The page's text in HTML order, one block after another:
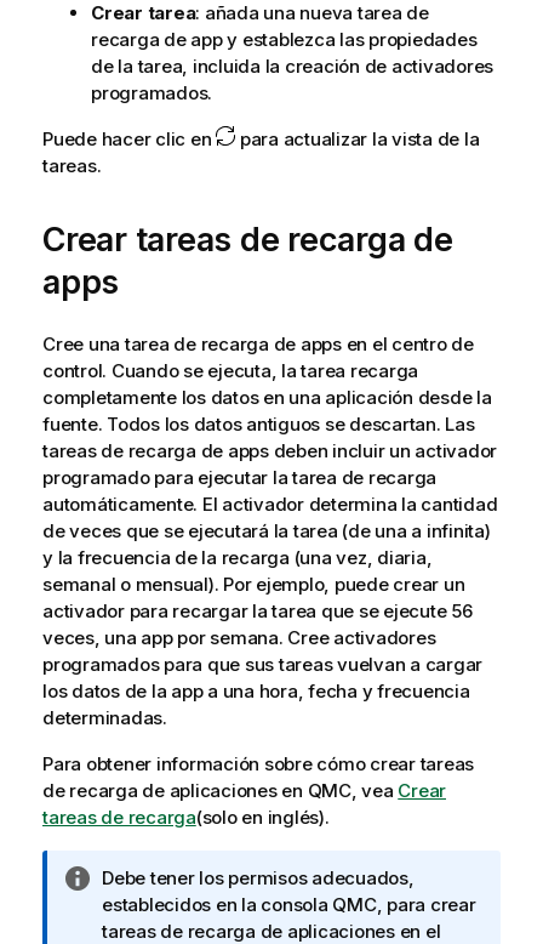
Crear tarea: añada una nueva tarea de
recarga de app y establezca las propiedades
de la tarea, incluida la creación de activadores
programados.
Puede hacer clic en
para actualizar la vista de la
tareas.
Crear tareas de recarga de
apps
Cree una tarea de recarga de apps en el centro de
control. Cuando se ejecuta, la tarea recarga
completamente los datos en una aplicación desde la
fuente. Todos los datos antiguos se descartan. Las
tareas de recarga de apps deben incluir un activador
programado para ejecutar la tarea de recarga
automáticamente. El activador determina la cantidad
de veces que se ejecutará la tarea (de una a infinita)
y la frecuencia de la recarga (una vez, diaria,
semanal o mensual). Por ejemplo, puede crear un
activador para recargar la tarea que se ejecute 56
veces, una app por semana. Cree activadores
programados para que sus tareas vuelvan a cargar
los datos de la app a una hora, fecha y frecuencia
determinadas.
Para obtener información sobre cómo crear tareas
de recarga de aplicaciones en QMC, vea Crear
tareas de recarga(solo en inglés).
N
o
t
Debe tener los permisos adecuados,
establecidos en la consola QMC, para crear
tareas de recarga de aplicaciones en el